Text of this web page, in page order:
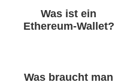
Was ist ein
Ethereum-Wallet?
Was braucht man